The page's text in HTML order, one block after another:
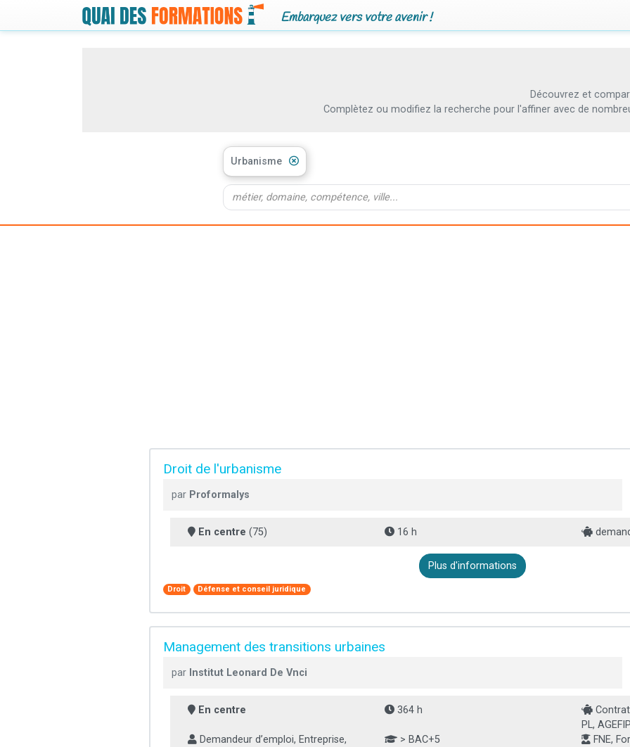
Embarquez vers votre avenir !
Découvrez et
Complètez ou modifiez la recherche pour l'affiner avec de
Urbanisme
Droit de l'urbanisme
par Proformalys
En centre (75) 16 h
Plus d'informations
Droit Défense et conseil juridique
Management des transitions urbaines
par Institut Leonard De Vnci
En centre 364 h
Contrat
PL,
Demandeur d’emploi, Entreprise,
> BAC+5
FNE,